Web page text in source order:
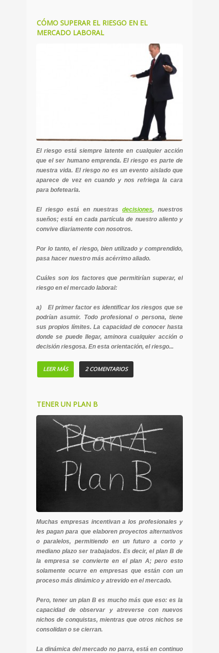
CÓMO SUPERAR EL RIESGO EN EL
MERCADO LABORAL
El riesgo está siempre latente en cualquier acción
que el ser humano emprenda. El riesgo es parte de
nuestra vida. El riesgo no es un evento aislado que
aparece de vez en cuando y nos refriega la cara
para bofetearla.
El riesgo está en nuestrasdecisiones, nuestros
sueños; está en cada partícula de nuestro aliento y
convive diariamente con nosotros.
Por lo tanto, el riesgo, bien utilizado y comprendido,
pasa hacer nuestro más acérrimo aliado.
Cuáles son los factores que permitirían superar, el
riesgo en el mercado laboral:
a) El primer factor es identificar los riesgos que se
podrían asumir. Todo profesional o persona, tiene
sus propios límites. La capacidad de conocer hasta
donde se puede llegar, aminora cualquier acción o
decisión riesgosa. En esta orientación, el riesgo...
LEER MÁS 2 COMENTARIOS
TENER UN PLAN B
Muchas empresas incentivan a los profesionales y
les pagan para que elaboren proyectos alternativos
o paralelos, permitiendo en un futuro a corto y
mediano plazo ser trabajados. Es decir, el plan B de
la empresa se convierte en el plan A; pero esto
solamente ocurre en empresas que están con un
proceso más dinámico y atrevido en el mercado.
Pero, tener un plan B es mucho más que eso: es la
capacidad de observar y atreverse con nuevos
nichos de conquistas, mientras que otros nichos se
consolidan o se cierran.
La dinámica del mercado no parra, está en continuo